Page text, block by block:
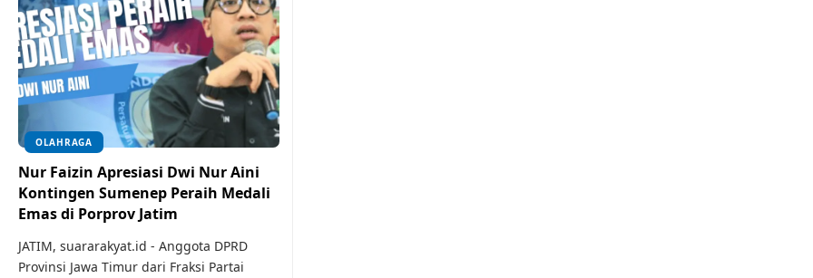
OLAHRAGA
Nur Faizin Apresiasi Dwi Nur Aini
Kontingen Sumenep Peraih Medali
Emas di Porprov Jatim
JATIM, suararakyat.id - Anggota DPRD
Provinsi Jawa Timur dari Fraksi Partai